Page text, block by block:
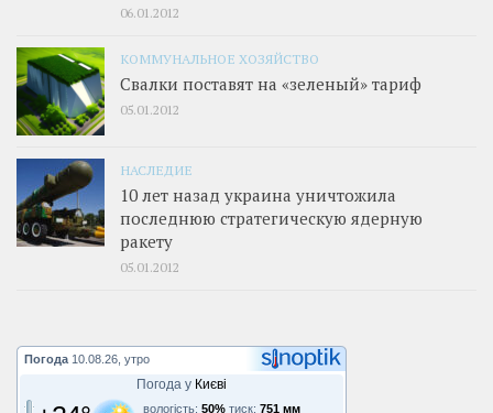
06.01.2012
КОММУНАЛЬНОЕ ХОЗЯЙСТВО
Свалки поставят на «зеленый» тариф
05.01.2012
НАСЛЕДИЕ
10 лет назад украина уничтожила
последнюю стратегическую ядерную
ракету
05.01.2012
Погода 10.08.26, утро
Погода у Києві
вологість: 50% тиск: 751 мм